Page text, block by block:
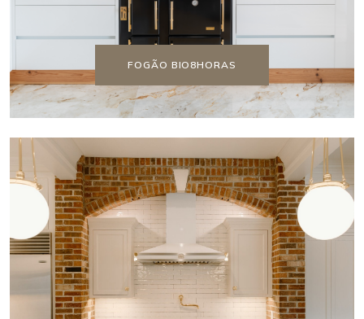
FOGÃO BIO8HORAS